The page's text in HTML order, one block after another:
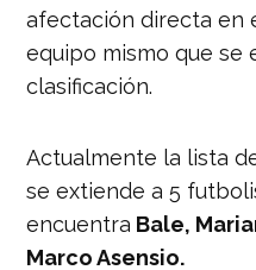
afectación directa en
equipo mismo que se
clasificación.
Actualmente la lista
se extiende a 5
encuentra Bale,
Marco Asensio.